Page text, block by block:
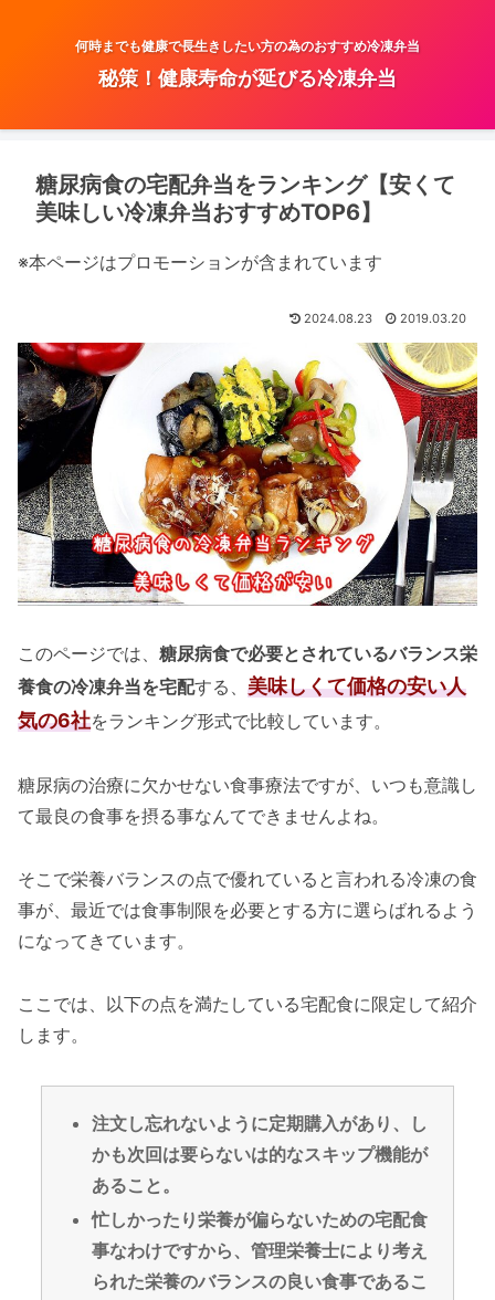
何時までも健康で長生きしたい方の為のおすすめ冷凍弁当
秘策！健康寿命が延びる冷凍弁当
糖尿病食の宅配弁当をランキング【安くて
美味しい冷凍弁当おすすめTOP6】
※本ページはプロモーションが含まれています
2024.08.23 2019.03.20
このページでは、 糖尿病食で必要とされているバランス栄
養食の冷凍弁当を宅配する、 美味しくて価格の安い人
気の6社をランキング形式で比較しています。
糖尿病の治療に欠かせない食事療法ですが、いつも意識し
て最良の食事を摂る事なんてできませんよね。
そこで栄養バランスの点で優れていると言われる冷凍の食
事が、最近では食事制限を必要とする方に選らばれるよう
になってきています。
ここでは、以下の点を満たしている宅配食に限定して紹介
します。
注文し忘れないように定期購入があり、し
かも次回は要らないは的なスキップ機能が
あること。
忙しかったり栄養が偏らないための宅配食
事なわけですから、管理栄養士により考え
られた栄養のバランスの良い食事であるこ